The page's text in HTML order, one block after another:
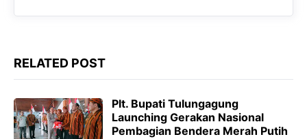
RELATED POST
Plt. Bupati Tulungagung
Launching Gerakan Nasional
Pembagian Bendera Merah Putih